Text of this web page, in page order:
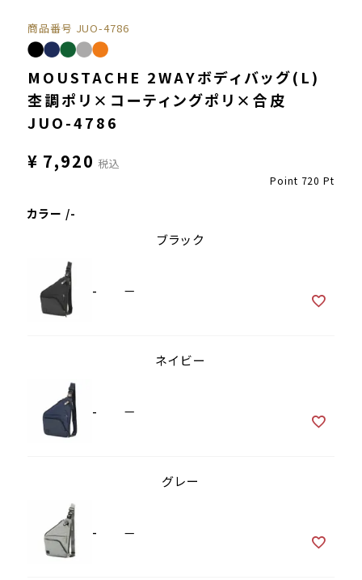
商品番号 JUO-4786
MOUSTACHE 2WAYボディバッグ(L)
杢調ポリ×コーティングポリ×合皮
JUO-4786
¥ 7,920 税込
Point 720 Pt
カラー -
ブラック
- —
ネイビー
- —
グレー
- —